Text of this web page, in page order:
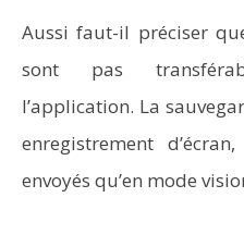
Aussi faut-il préciser
sont pas
l’application. La
enregistrement
envoyés qu’en mode